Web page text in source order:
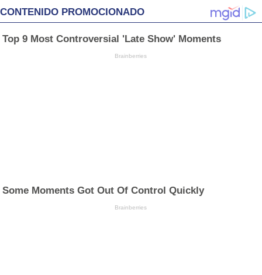
CONTENIDO PROMOCIONADO
Top 9 Most Controversial 'Late Show' Moments
Brainberries
Some Moments Got Out Of Control Quickly
Brainberries